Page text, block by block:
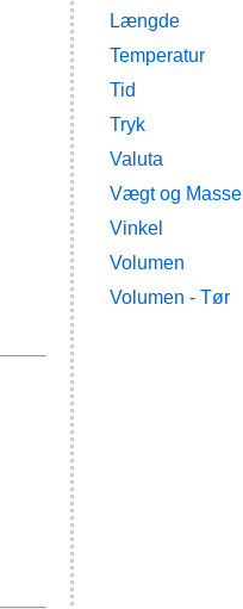
Længde
Temperatur
Tid
Tryk
Valuta
Vægt og Masse
Vinkel
Volumen
Volumen - Tør